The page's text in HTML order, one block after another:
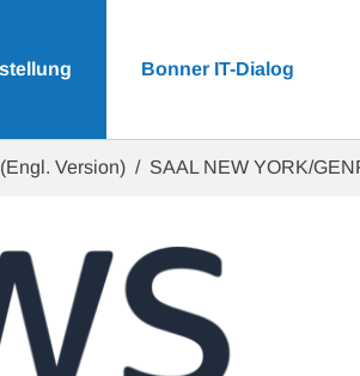
Bonner IT-Dialog
Version) SAAL NEW YORK/